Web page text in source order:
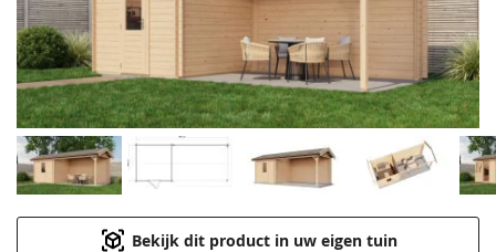
Bekijk dit product in uw eigen tuin